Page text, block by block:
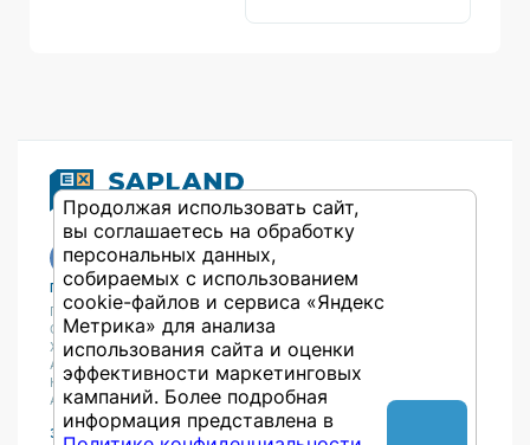
Публикации
Публикации
Обсуждения
Журнал
Антологии
Колонки
Авторы
Учебный центр
Учебный центр
Выбрать обучение
Форматы и опции
Экспертная сеть Партнерская сеть
Продолжая использовать сайт,
вы соглашаетесь на обработку
персональных данных,
собираемых с использованием
cookie-файлов и сервиса «Яндекс
Метрика» для анализа
использования сайта и оценки
эффективности маркетинговых
кампаний. Более подробная
информация представлена в